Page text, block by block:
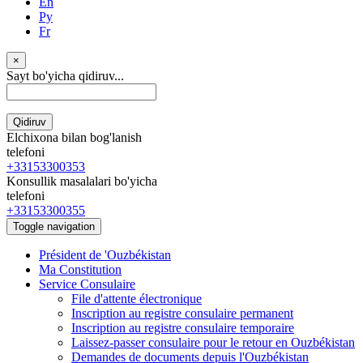
Ру
Fr
×
Sayt bo'yicha qidiruv...
Qidiruv
Elchixona bilan bog'lanish
telefoni
+33153300353
Konsullik masalalari bo'yicha
telefoni
+33153300355
Toggle navigation
Président de 'Ouzbékistan
Ma Constitution
Service Consulaire
File d'attente électronique
Inscription au registre consulaire permanent
Inscription au registre consulaire temporaire
Laissez-passer consulaire pour le retour en Ouzbékistan
Demandes de documents depuis l'Ouzbékistan